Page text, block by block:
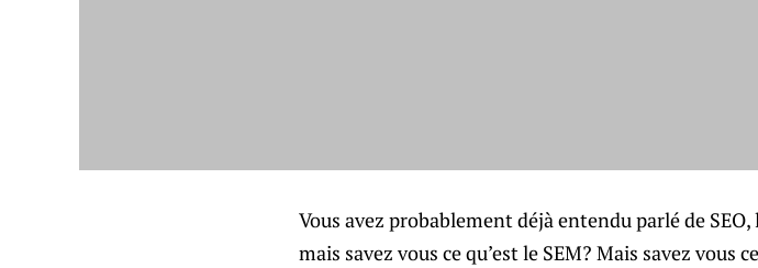
Vous avez probablement déjà entendu parlé de
mais savez vous ce qu’est le SEM? Mais savez vous